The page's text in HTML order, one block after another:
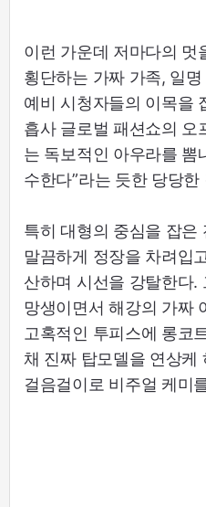
이런 가운데 저마다의 멋
횡단하는 가짜 가족, 일명
예비 시청자들의 이목을
흡사 글로벌 패션쇼의 오
는 독보적인 아우라를 뽐
수한다”라는 듯한 당당
특히 대형의 중심을 잡
말끔하게 정장을 차려입
산하며 시선을 강탈한다.
망생이면서 해강의 가짜
고혹적인 투피스에 롱코
채 진짜 탑모델을 연상케
걸음걸이로 비주얼 케미